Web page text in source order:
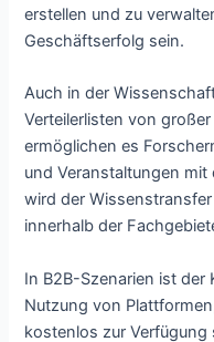
erstellen und zu
Geschäftserfolg sein.
Auch in der
Verteilerlisten von
ermöglichen es
und Veranstaltungen
wird der
innerhalb der
In B2B-Szenarien ist der
Nutzung von
kostenlos zur